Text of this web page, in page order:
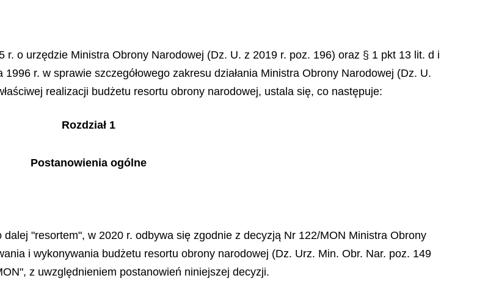
o urzędzie Ministra Obrony Narodowej (Dz. U. z 2019 r. poz. 196) oraz § 1 pkt 13 lit. d i
r. w sprawie szczegółowego zakresu działania Ministra Obrony Narodowej (Dz. U.
realizacji budżetu resortu obrony narodowej, ustala się, co następuje:
Rozdział 1
Postanowienia ogólne
"resortem", w 2020 r. odbywa się zgodnie z decyzją Nr 122/MON Ministra Obrony
i wykonywania budżetu resortu obrony narodowej (Dz. Urz. Min. Obr. Nar. poz. 149
z uwzględnieniem postanowień niniejszej decyzji.